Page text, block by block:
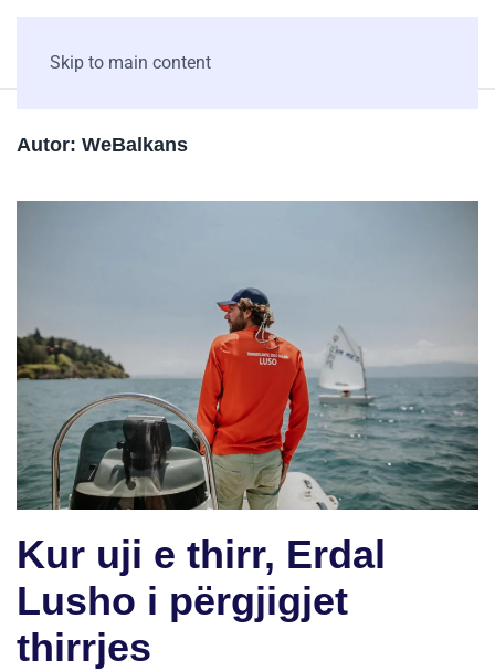
Skip to main content
Autor: WeBalkans
Kur uji e thirr, Erdal
Lusho i përgjigjet
thirrjes